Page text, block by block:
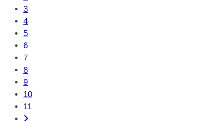
3
4
5
6
7
8
9
10
11